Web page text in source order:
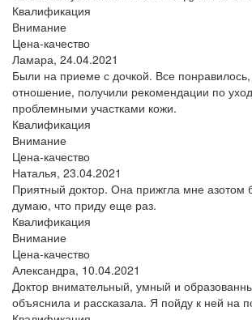
Квалификация
Внимание
Цена-качество
Ламара, 24.04.2021
Были на приеме с дочкой. Все
отношение, получили рекомендации по
проблемными участками кожи.
Квалификация
Внимание
Цена-качество
Наталья, 23.04.2021
Приятный доктор. Она прижгла мне азотом
думаю, что приду еще раз.
Квалификация
Внимание
Цена-качество
Александра, 10.04.2021
Доктор внимательный, умный и
объяснила и рассказала. Я пойду к ней на